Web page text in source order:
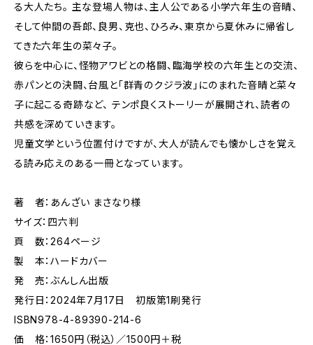
る大人たち。 主な登場人物は、主人公である小学六年生の音晴、
そして仲間の吾郎、良男、克也、ひろみ、東京から夏休みに帰省し
てきた六年生の菜々子。
彼らを中心に、怪物アワビとの格闘、臨海学校の六年生との交流、
赤パンとの決闘、台風と「群青のクジラ波」にのまれた音晴と菜々
子に起こる奇跡など、 テンポ良くストーリーが展開され、読者の
共感を深めていきます。
児童文学という位置付けですが、大人が読んでも懐かしさを覚え
る読み応えのある一冊となっています。
著 者：あんざい まさなり様
サイズ：四六判
頁 数：264ページ
製 本：ハードカバー
発 売：ぶんしん出版
発行日：2024年7月17日 初版第1刷発行
ISBN978-4-89390-214-6
価 格：1650円（税込）／1500円＋税